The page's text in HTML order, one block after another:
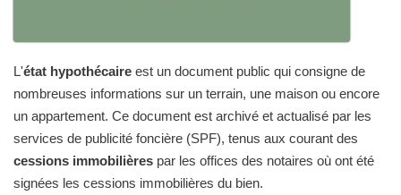
L'état hypothécaire est un document public qui consigne de
nombreuses informations sur un terrain, une maison ou encore
un appartement. Ce document est archivé et actualisé par les
services de publicité foncière (SPF), tenus aux courant des
cessions immobilières par les offices des notaires où ont été
signées les cessions immobilières du bien.